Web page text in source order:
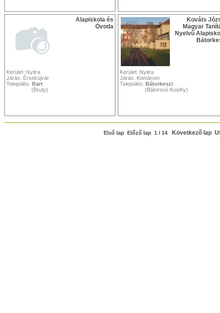
Alapiskola és
Óvoda
Kerület: Nyitra
Járás: Érsekújvár
Település: Bart
(Bruty)
Kováts
Magyar
Nyelvű
Kerület: Nyitra
Járás: Komárom
Település: Bátorkeszi
(Bátorové Kosihy)
Első lap Előző lap 1 / 14 Következő lap